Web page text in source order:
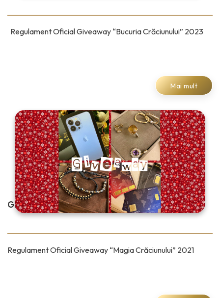
Regulament Oficial Giveaway “Bucuria Crăciunului” 2023
Mai mult
GIVEAWAY “MAGIA CRĂCIUNULUI” 2021
Regulament Oficial Giveaway “Magia Crăciunului” 2021